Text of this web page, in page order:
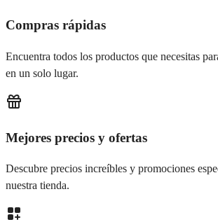
Compras rápidas
Encuentra todos los productos que necesitas
en un solo lugar.
Mejores precios y ofertas
Descubre precios increíbles y promociones
nuestra tienda.